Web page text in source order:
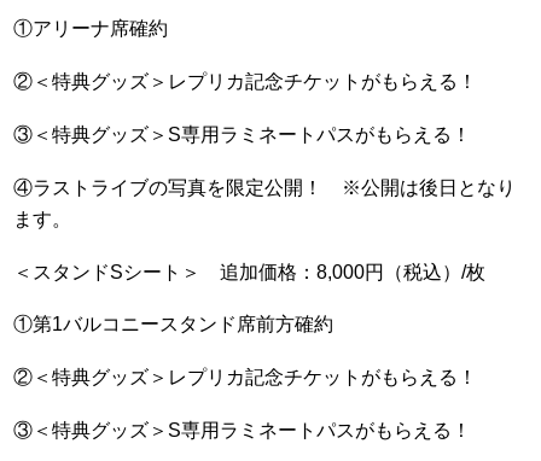
①アリーナ席確約
②＜特典グッズ＞レプリカ記念チケットがもらえる！
③＜特典グッズ＞S専用ラミネートパスがもらえる！
④ラストライブの写真を限定公開！ ※公開は後日となり
ます。
＜スタンドSシート＞ 追加価格：8,000円（税込）/枚
①第1バルコニースタンド席前方確約
②＜特典グッズ＞レプリカ記念チケットがもらえる！
③＜特典グッズ＞S専用ラミネートパスがもらえる！